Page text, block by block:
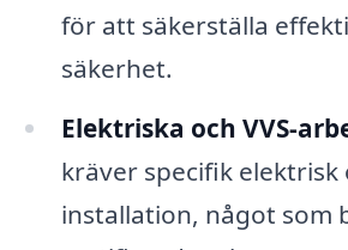
för att säkerställa
säkerhet.
Elektriska och VVS-
kräver specifik elektrisk
installation, något som